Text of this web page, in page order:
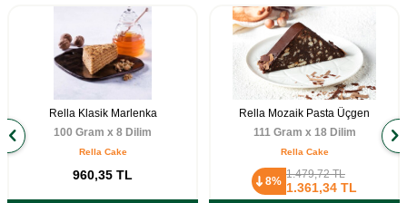
Rella Klasik Marlenka
100 Gram x 8 Dilim
Rella Cake
960,35 TL
Rella Mozaik Pasta Üçgen
111 Gram x 18 Dilim
Rella Cake
8%
1.479,72TL
1.361,34 TL